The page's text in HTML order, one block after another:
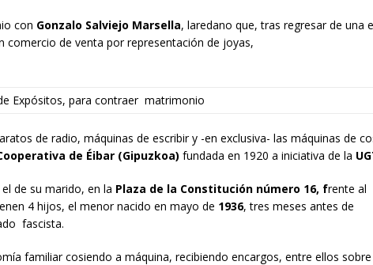
con Gonzalo Salviejo Marsella, laredano que, tras regresar de una
comercio de venta por representación de joyas,
Expósitos, para contraer matrimonio
de radio, máquinas de escribir y -en exclusiva- las máquinas de
de Éibar (Gipuzkoa) fundada en 1920 a iniciativa de la
de su marido, en la Plaza de la Constitución número 16, frente al
4 hijos, el menor nacido en mayo de 1936, tres meses antes de
fascista.
familiar cosiendo a máquina, recibiendo encargos, entre ellos